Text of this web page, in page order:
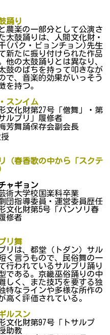
踊り
農楽の一部分として公演さ
太鼓踊りは、人間文化財・
(パク・ビョンチョン)先生
新たに振り付けられた作品
他の太鼓踊りとは異なり、
鼓のばちを持って叩きなが
で、音楽的効果がいっそう
を持つ。
スンイム
文化財第27号「僧舞」・第
ルプリ」履修者
芳舞踊保存会副会長
（春香歌の中から「スクテ
ャギョン
術大学校国楽科卒業
団指導委員・運営委員歴任
文化財第5号「パンソリ春
修者
リ舞
リは、都堂（トダン）サル
く言うもので、民俗舞の一
行われているサルプリ踊り
である。京畿巫俗踊りの中
しく、また技巧を要する独
特なラインや多様な所作の
高く評価されている。
ルスン
文化財第97号「トサルプ
助教